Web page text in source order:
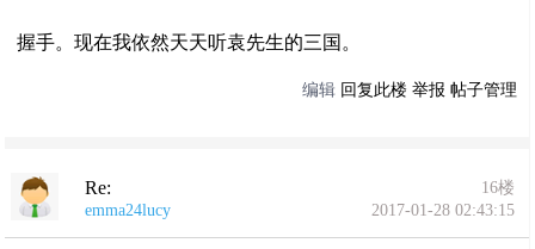
握手。现在我依然天天听袁先生的三国。
编辑 回复此楼 举报 帖子管理
Re:
16楼
emma24lucy
2017-01-28 02:43:15